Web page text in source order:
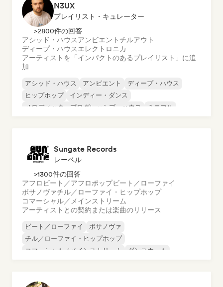
N3UX
プレイリスト・キュレーター
>2800件の回答
アシッド・ハウスアンビエント チルアウト
ディープ・ハウスエレクトロニカ
アーティストを「インパクトのあるプレイリスト」に追
加
アシッド・ハウス アンビエント
ディープ・ハウス
ヒップホップ
インディー・ダンス
メロディック・プログレッシブ・ハウス
ミニマル
Sungate Records
レーベル
>1300件の回答
アフロビート／アフロポップビート／ローファイ
ボサノヴァチル／ローファイ・ヒップホップ
コマーシャル／メインストリーム
アーティストとの契約または楽曲のリリース
ビート／ローファイ
ボサノヴァ
チル／ローファイ・ヒップホップ
コマーシャル／メインストリーム
ダンスホール